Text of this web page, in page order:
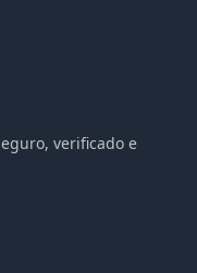
verificado e